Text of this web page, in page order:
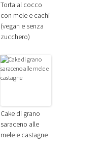
Torta al cocco
con mele e cachi
(vegan e senza
zucchero)
Cake di grano
saraceno alle
mele e castagne